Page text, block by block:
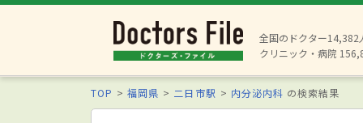
全国のドクター14,382
クリニック・病院
TOP 福岡県 二日市駅 内分泌内科 の検索結果